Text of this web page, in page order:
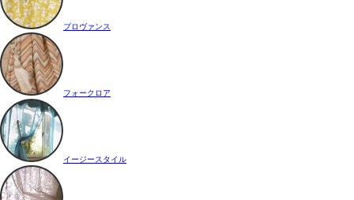
プロヴァンス
フォークロア
イージースタイル